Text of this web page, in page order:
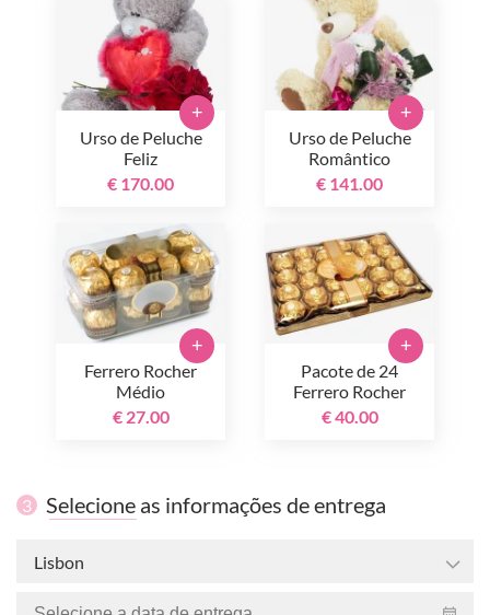
Urso de Peluche
Feliz
€ 170.00
+
Urso de Peluche
Romântico
€ 141.00
+
Ferrero Rocher
Médio
€ 27.00
+
Pacote de 24
Ferrero Rocher
€ 40.00
+
3 Selecione as informações de entrega
Lisbon